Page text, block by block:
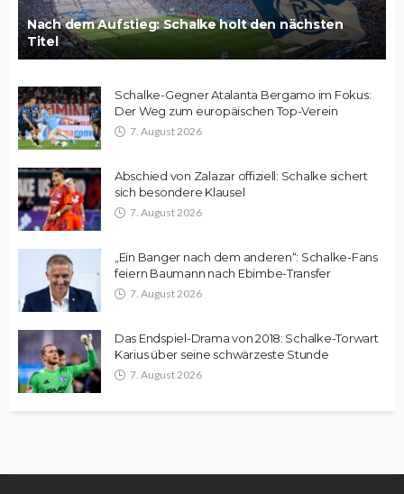
Nach dem Aufstieg: Schalke holt den nächsten
Titel
Schalke-Gegner Atalanta Bergamo im Fokus:
Der Weg zum europäischen Top-Verein
7. August 2026
Abschied von Zalazar offiziell: Schalke sichert
sich besondere Klausel
7. August 2026
„Ein Banger nach dem anderen“: Schalke-Fans
feiern Baumann nach Ebimbe-Transfer
7. August 2026
Das Endspiel-Drama von 2018: Schalke-Torwart
Karius über seine schwärzeste Stunde
7. August 2026